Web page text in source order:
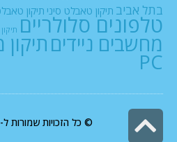
בתל אביב תיקון טאבלט סיני תיקון
טלפונים סלולריים
מחשבים ניידים
PC
© כל הזכויות שמורות ל-Tablets-PCגלילה